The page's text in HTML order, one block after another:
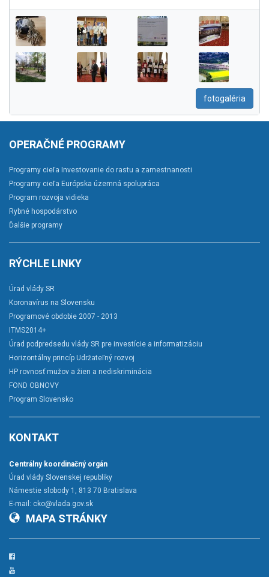
fotogaléria
OPERAČNÉ PROGRAMY
Programy cieľa Investovanie do rastu a zamestnanosti
Programy cieľa Európska územná spolupráca
Program rozvoja vidieka
Rybné hospodárstvo
Ďalšie programy
RÝCHLE LINKY
Úrad vlády SR
Koronavírus na Slovensku
Programové obdobie 2007 - 2013
ITMS2014+
Úrad podpredsedu vlády SR pre investície a informatizáciu
Horizontálny princíp Udržateľný rozvoj
HP rovnosť mužov a žien a nediskriminácia
FOND OBNOVY
Program Slovensko
KONTAKT
Centrálny koordinačný orgán
Úrad vlády Slovenskej republiky
Námestie slobody 1, 813 70 Bratislava
E-mail: cko@vlada.gov.sk
MAPA STRÁNKY
Facebook
YouTube